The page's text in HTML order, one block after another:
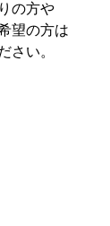
の方や
望の方は
さい。